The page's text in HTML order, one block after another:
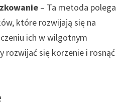
– Ta metoda polega
które rozwijają się na
ich w wilgotnym
rozwijać się korzenie i rosnąć